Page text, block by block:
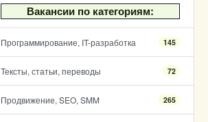
Вакансии по категориям:
Программирование, IT-разработка 145
Тексты, статьи, переводы 72
Продвижение, SEO, SMM 265